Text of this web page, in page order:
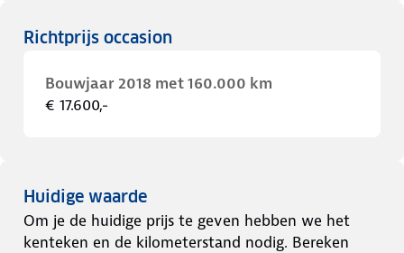
Richtprijs occasion
Bouwjaar 2018 met 160.000 km
€ 17.600,-
Huidige waarde
Om je de huidige prijs te geven hebben we het
kenteken en de kilometerstand nodig. Bereken